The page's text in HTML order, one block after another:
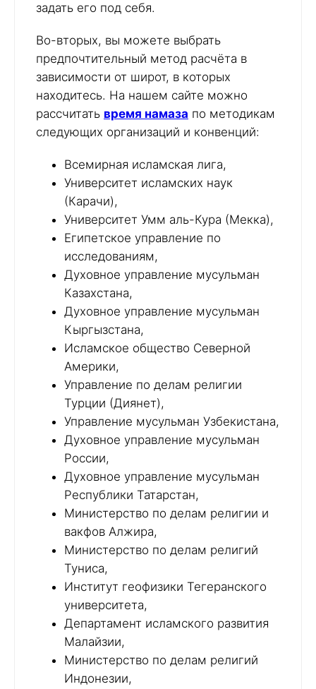
задать его под себя.
Во-вторых, вы можете выбрать
предпочтительный метод расчёта в
зависимости от широт, в которых
находитесь. На нашем сайте можно
рассчитать время намаза по методикам
следующих организаций и конвенций:
Всемирная исламская лига,
Университет исламских наук
(Карачи),
Университет Умм аль-Кура (Мекка),
Египетское управление по
исследованиям,
Духовное управление мусульман
Казахстана,
Духовное управление мусульман
Кыргызстана,
Исламское общество Северной
Америки,
Управление по делам религии
Турции (Диянет),
Управление мусульман Узбекистана,
Духовное управление мусульман
России,
Духовное управление мусульман
Республики Татарстан,
Министерство по делам религии и
вакфов Алжира,
Министерство по делам религий
Туниса,
Институт геофизики Тегеранского
университета,
Департамент исламского развития
Малайзии,
Министерство по делам религий
Индонезии,